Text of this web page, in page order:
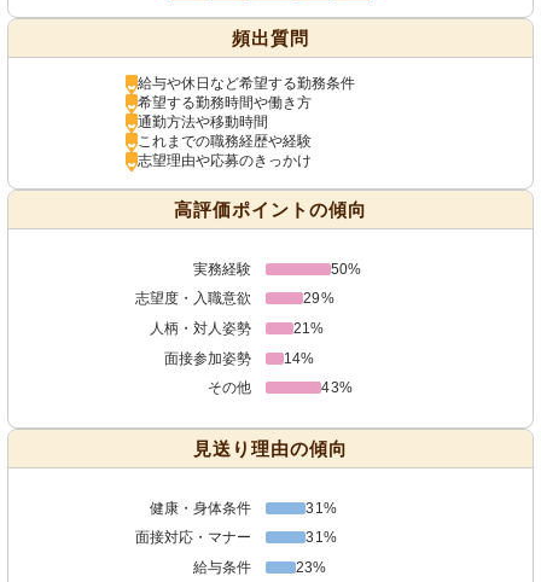
頻出質問
給与や休日など希望する勤務条件
希望する勤務時間や働き方
通勤方法や移動時間
これまでの職務経歴や経験
志望理由や応募のきっかけ
高評価ポイントの傾向
実務経験
50%
志望度・入職意欲
29%
人柄・対人姿勢
21%
面接参加姿勢
14%
その他
43%
見送り理由の傾向
健康・身体条件
31%
面接対応・マナー
31%
給与条件
23%